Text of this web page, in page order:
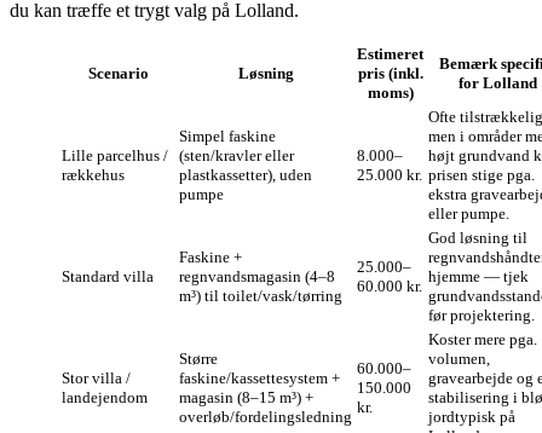
du kan træffe et trygt valg på Lolland.
Scenario Løsning
Estimeret
pris (inkl.
moms)
Bemærk
for Lolland
Lille parcelhus /
rækkehus
Simpel faskine
(sten/kravler eller
plastkassetter), uden
pumpe
8.000–
25.000 kr.
Ofte
men i områder
højt grundvand
prisen stige pga.
ekstra
eller pumpe.
Standard villa
Faskine +
regnvandsmagasin (4–8
m³) til toilet/vask/tørring
25.000–
60.000 kr.
God løsning til
hjemme — tjek
før projektering.
Stor villa /
landejendom
Større
faskine/kassettesystem +
magasin (8–15 m³) +
overløb/fordelingsledning
60.000–
150.000
kr.
Koster mere pga.
volumen,
gravearbejde og
stabilisering i
jordtypisk på